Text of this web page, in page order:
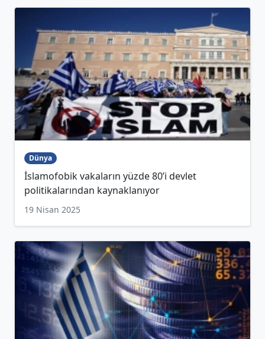
Dünya
İslamofobik vakaların yüzde 80’i devlet
politikalarından kaynaklanıyor
19 Nisan 2025